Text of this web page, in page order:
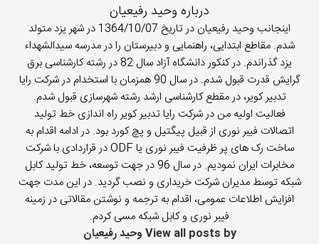
درباره وحید رفیعیان
اینجانب وحید رفیعیان در تاریخ 1364/10/07 در شهر یزد متولد
شدم. مقاطع ابتدایی، راهنمایی و دبیرستان را در مدرسه سیدالشهداء
یزد گذراندم. در کنکور دانشگاه آزاد سال 82 در رشته کارشناسی برق
گرایش قدرت قبول شدم. در سال 90 همزمان با استخدام در شرکت رایا
تدبیر کویر، در مقطع کارشناسی ارشد رشته شهرسازی قبول شدم.
فعالیت اولیه من در شرکت رایا تدبیر کویر راه اندازی خط تولید
اتصالات فیبر نوری از قبیل پیگتیل و پچ کورد بود. در ادامه اقدام به
ساخت رک های پر ظرفیت فیبر نوری یا ODF در قراردادی با شرکت
مخابرات ایران نمودیم. در سال 96 در جهت توسعه، خط تولید کابل
شبکه توسط مدیران شرکت خریداری و نصب گردید. در این مدت جهت
افزایش اطلاعات عمومی، اقدام به ترجمه و نوشتن مقالاتی در زمینه
فیبر نوری و کابل شبکه مسی کردم.
View all posts by وحید رفیعیان